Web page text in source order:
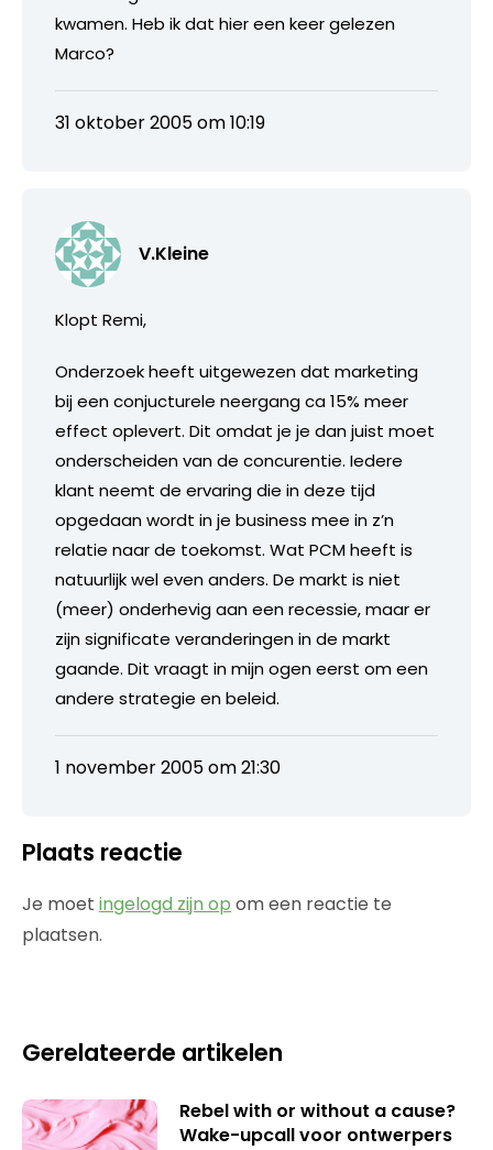
kwamen. Heb ik dat hier een keer gelezen
Marco?
31 oktober 2005 om 10:19
V.Kleine
Klopt Remi,
Onderzoek heeft uitgewezen dat marketing
bij een conjucturele neergang ca 15% meer
effect oplevert. Dit omdat je je dan juist moet
onderscheiden van de concurentie. Iedere
klant neemt de ervaring die in deze tijd
opgedaan wordt in je business mee in z’n
relatie naar de toekomst. Wat PCM heeft is
natuurlijk wel even anders. De markt is niet
(meer) onderhevig aan een recessie, maar er
zijn significate veranderingen in de markt
gaande. Dit vraagt in mijn ogen eerst om een
andere strategie en beleid.
1 november 2005 om 21:30
Plaats reactie
Je moet ingelogd zijn op om een reactie te
plaatsen.
Gerelateerde artikelen
Rebel with or without a cause?
Wake-upcall voor ontwerpers